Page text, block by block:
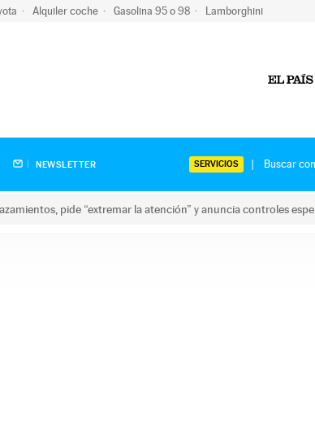
Alquiler coche Gasolina 95 o 98 Lamborghini
NEWSLETTER SERVICIOS
pide “extremar la atención” y anuncia controles espe